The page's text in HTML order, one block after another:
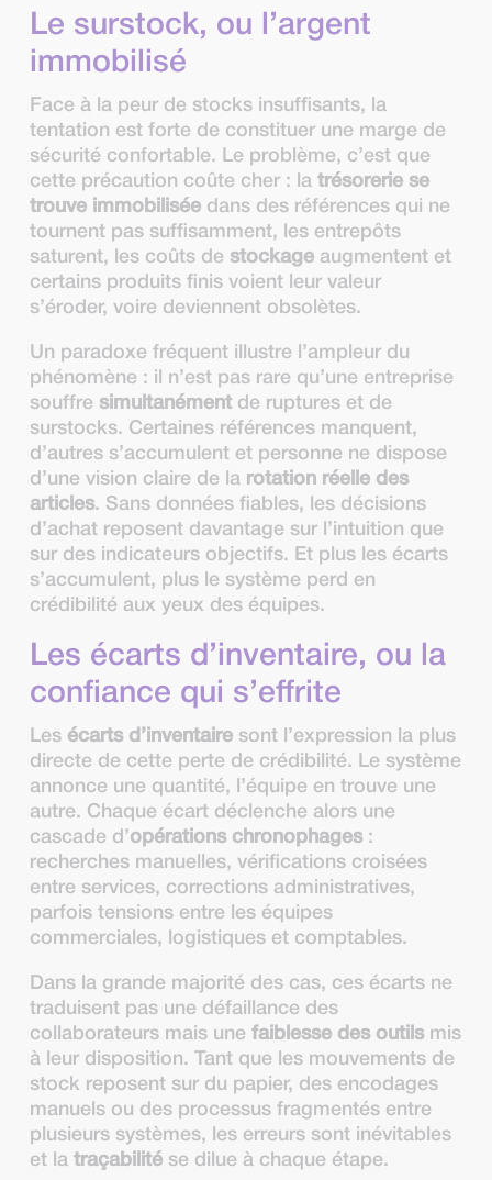
Le surstock, ou l’argent
immobilisé
Face à la peur de stocks insuffisants, la
tentation est forte de constituer une marge de
sécurité confortable. Le problème, c’est que
cette précaution coûte cher : la trésorerie se
trouve immobiliséedans des références qui ne
tournent pas suffisamment, les entrepôts
saturent, les coûts de stockageaugmentent et
certains produits finis voient leur valeur
s’éroder, voire deviennent obsolètes.
Un paradoxe fréquent illustre l’ampleur du
phénomène : il n’est pas rare qu’une entreprise
souffre simultanémentde ruptures et de
surstocks. Certaines références manquent,
d’autres s’accumulent et personne ne dispose
d’une vision claire de la rotation réelle des
articles. Sans données fiables, les décisions
d’achat reposent davantage sur l’intuition que
sur des indicateurs objectifs. Et plus les écarts
s’accumulent, plus le système perd en
crédibilité aux yeux des équipes.
Les écarts d’inventaire, ou la
confiance qui s’effrite
Les écarts d’inventairesont l’expression la plus
directe de cette perte de crédibilité. Le système
annonce une quantité, l’équipe en trouve une
autre. Chaque écart déclenche alors une
cascade d’opérations chronophages:
recherches manuelles, vérifications croisées
entre services, corrections administratives,
parfois tensions entre les équipes
commerciales, logistiques et comptables.
Dans la grande majorité des cas, ces écarts ne
traduisent pas une défaillance des
collaborateurs mais une faiblesse des outilsmis
à leur disposition. Tant que les mouvements de
stock reposent sur du papier, des encodages
manuels ou des processus fragmentés entre
plusieurs systèmes, les erreurs sont inévitables
et la traçabilitése dilue à chaque étape.